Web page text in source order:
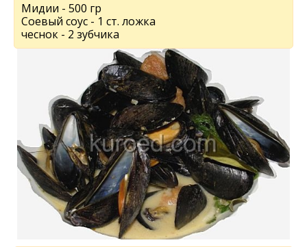
Мидии - 500 гр
Соевый соус - 1 ст. ложка
чеснок - 2 зубчика